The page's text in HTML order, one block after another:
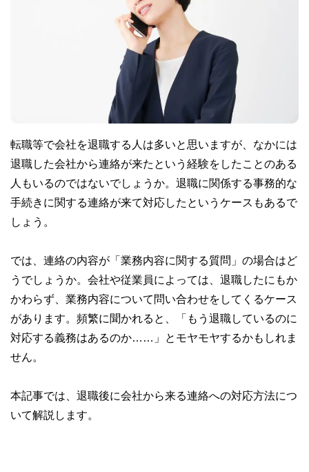
転職等で会社を退職する人は多いと思いますが、なかには
退職した会社から連絡が来たという経験をしたことのある
人もいるのではないでしょうか。退職に関係する事務的な
手続きに関する連絡が来て対応したというケースもあるで
しょう。
では、連絡の内容が「業務内容に関する質問」の場合はど
うでしょうか。会社や従業員によっては、退職したにもか
かわらず、業務内容について問い合わせをしてくるケース
があります。頻繁に聞かれると、「もう退職しているのに
対応する義務はあるのか……」とモヤモヤするかもしれま
せん。
本記事では、退職後に会社から来る連絡への対応方法につ
いて解説します。